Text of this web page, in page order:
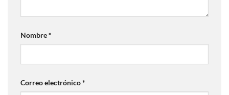
Nombre*
Correo electrónico*